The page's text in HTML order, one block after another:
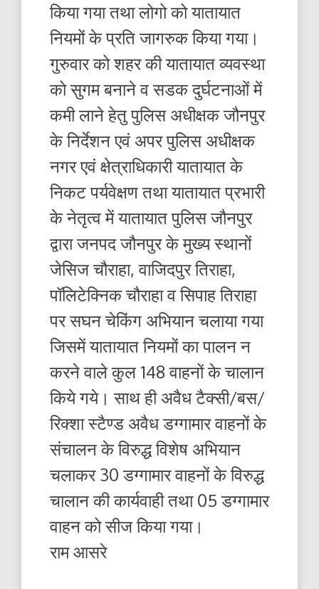
किया गया तथा लोगो को यातायात
नियमों के प्रति जागरुक किया गया।
गुरुवार को शहर की यातायात व्यवस्था
को सुगम बनाने व सडक दुर्घटनाओं में
कमी लाने हेतु पुलिस अधीक्षक जौनपुर
के निर्देशन एवं अपर पुलिस अधीक्षक
नगर एवं क्षेत्राधिकारी यातायात के
निकट पर्यवेक्षण तथा यातायात प्रभारी
के नेतृत्व में यातायात पुलिस जौनपुर
द्वारा जनपद जौनपुर के मुख्य स्थानों
जेसिज चौराहा, वाजिदपुर तिराहा,
पॉलिटेक्निक चौराहा व सिपाह तिराहा
पर सघन चेकिंग अभियान चलाया गया
जिसमें यातायात नियमों का पालन न
करने वाले कुल 148 वाहनों के चालान
किये गये। साथ ही अवैध टैक्सी/बस/
रिक्शा स्टैण्ड अवैध डग्गामार वाहनों के
संचालन के विरुद्ध विशेष अभियान
चलाकर 30 डग्गामार वाहनों के विरुद्ध
चालान की कार्यवाही तथा 05 डग्गामार
वाहन को सीज किया गया।
राम आसरे